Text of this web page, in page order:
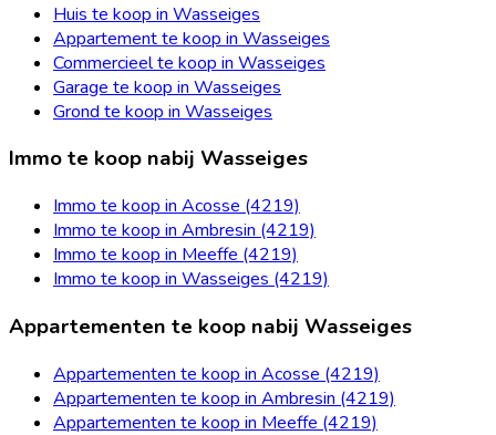
Huis te koop in Wasseiges
Appartement te koop in Wasseiges
Commercieel te koop in Wasseiges
Garage te koop in Wasseiges
Grond te koop in Wasseiges
Immo te koop nabij Wasseiges
Immo te koop in Acosse (4219)
Immo te koop in Ambresin (4219)
Immo te koop in Meeffe (4219)
Immo te koop in Wasseiges (4219)
Appartementen te koop nabij Wasseiges
Appartementen te koop in Acosse (4219)
Appartementen te koop in Ambresin (4219)
Appartementen te koop in Meeffe (4219)